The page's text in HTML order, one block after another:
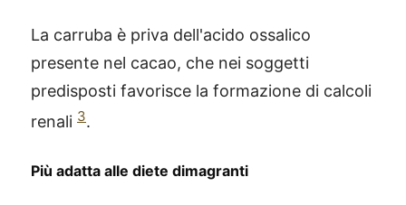
La carruba è priva dell'acido ossalico
presente nel cacao, che nei soggetti
predisposti favorisce la formazione di calcoli
renali 3.
Più adatta alle diete dimagranti